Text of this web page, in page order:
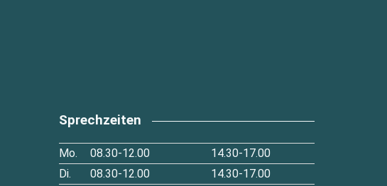
Sprechzeiten
Mo. 08.30-12.00
14.30-17.00
Di.
08.30-12.00
14.30-17.00